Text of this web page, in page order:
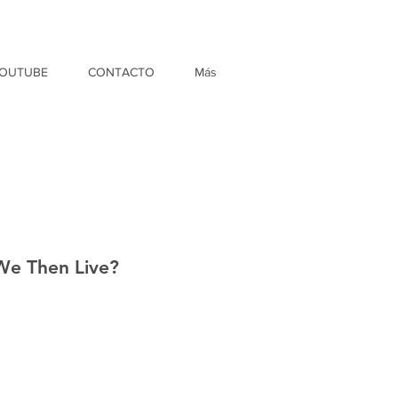
CONTACTO Más
Then Live?